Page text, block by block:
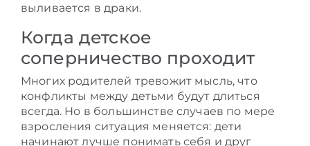
выливается в драки.
Когда детское
соперничество проходит
Многих родителей тревожит мысль, что
конфликты между детьми будут длиться
всегда. Но в большинстве случаев по мере
взросления ситуация меняется: дети
начинают лучше понимать себя и друг